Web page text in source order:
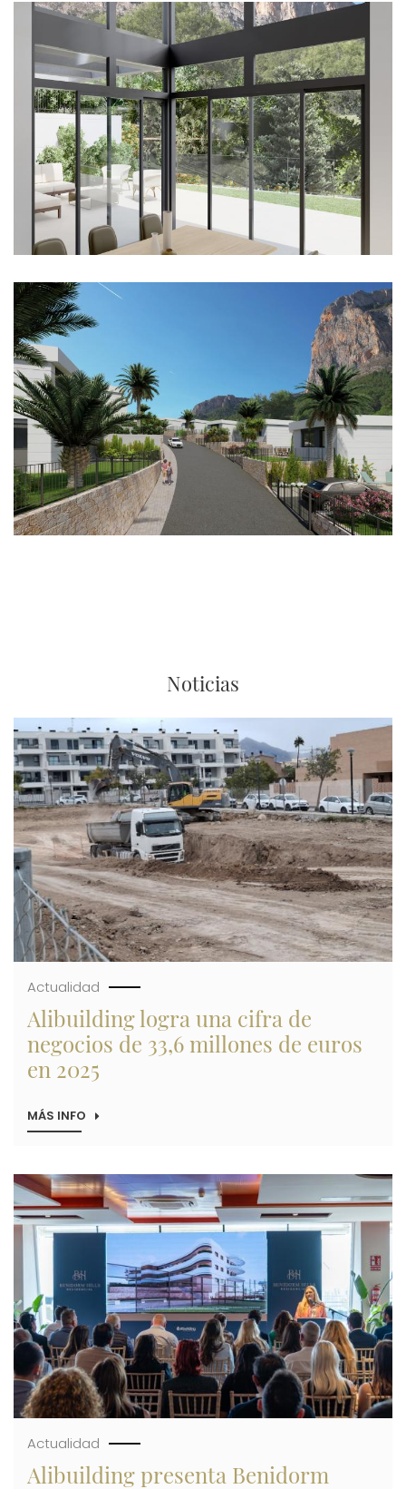
Imagen
Imagen
Noticias
Imagen
Actualidad
Alibuilding logra una cifra de
negocios de 33,6 millones de euros
en 2025
MÁS INFO SOBRE
CIFRA
DE
NEGOCIOS
33,6
MILLONES
EUROS
EN
2025
Imagen
Actualidad
Alibuilding presenta Benidorm